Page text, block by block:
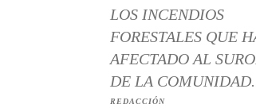
LOS INCENDIOS
FORESTALES QUE
AFECTADO AL
DE LA
REDACCIÓN